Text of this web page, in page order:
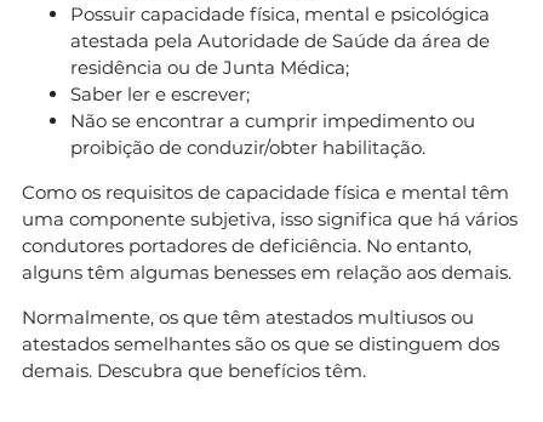
Possuir capacidade física, mental e psicológica
atestada pela Autoridade de Saúde da área de
residência ou de Junta Médica;
Saber ler e escrever;
Não se encontrar a cumprir impedimento ou
proibição de conduzir/obter habilitação.
Como os requisitos de capacidade física e mental têm
uma componente subjetiva, isso significa que há vários
condutores portadores de deficiência. No entanto,
alguns têm algumas benesses em relação aos demais.
Normalmente, os que têm atestados multiusos ou
atestados semelhantes são os que se distinguem dos
demais. Descubra que benefícios têm.